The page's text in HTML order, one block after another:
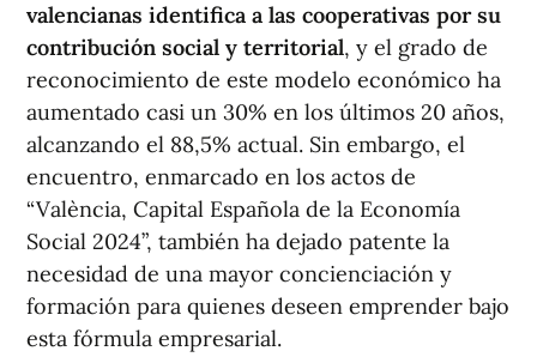
valencianas identifica a las cooperativas por su
contribución social y territorial, y el grado de
reconocimiento de este modelo económico ha
aumentado casi un 30% en los últimos 20 años,
alcanzando el 88,5% actual. Sin embargo, el
encuentro, enmarcado en los actos de
“València, Capital Española de la Economía
Social 2024”, también ha dejado patente la
necesidad de una mayor concienciación y
formación para quienes deseen emprender bajo
esta fórmula empresarial.